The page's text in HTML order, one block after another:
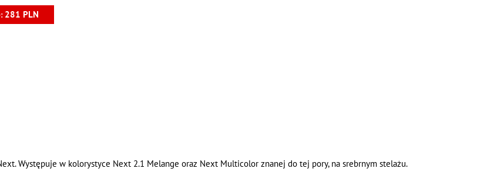
281 PLN
Występuje w kolorystyce Next 2.1 Melange oraz Next Multicolor znanej do tej pory, na srebrnym stelażu.